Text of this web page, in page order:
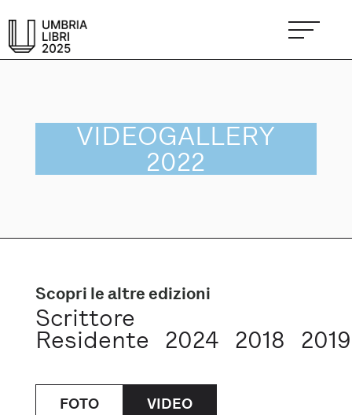
VIDEOGALLERY
2022
Scopri le altre edizioni
Scrittore
Residente 2024 2018 2019
FOTO VIDEO